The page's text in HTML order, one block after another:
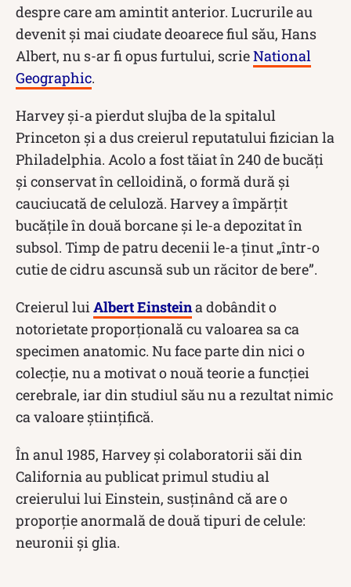
despre care am amintit anterior. Lucrurile au
devenit și mai ciudate deoarece fiul său, Hans
Albert, nu s-ar fi opus furtului, scrieNational
Geographic.
Harvey și-a pierdut slujba de la spitalul
Princeton și a dus creierul reputatului fizician la
Philadelphia. Acolo a fost tăiat în 240 de bucăți
și conservat în celloidină, o formă dură și
cauciucată de celuloză. Harvey a împărțit
bucățile în două borcane și le-a depozitat în
subsol. Timp de patru decenii le-a ținut „într-o
cutie de cidru ascunsă sub un răcitor de bere”.
Creierul lui Albert Einsteina dobândit o
notorietate proporțională cu valoarea sa ca
specimen anatomic. Nu face parte din nici o
colecție, nu a motivat o nouă teorie a funcției
cerebrale, iar din studiul său nu a rezultat nimic
ca valoare științifică.
În anul 1985, Harvey și colaboratorii săi din
California au publicat primul studiu al
creierului lui Einstein, susținând că are o
proporție anormală de două tipuri de celule:
neuronii și glia.